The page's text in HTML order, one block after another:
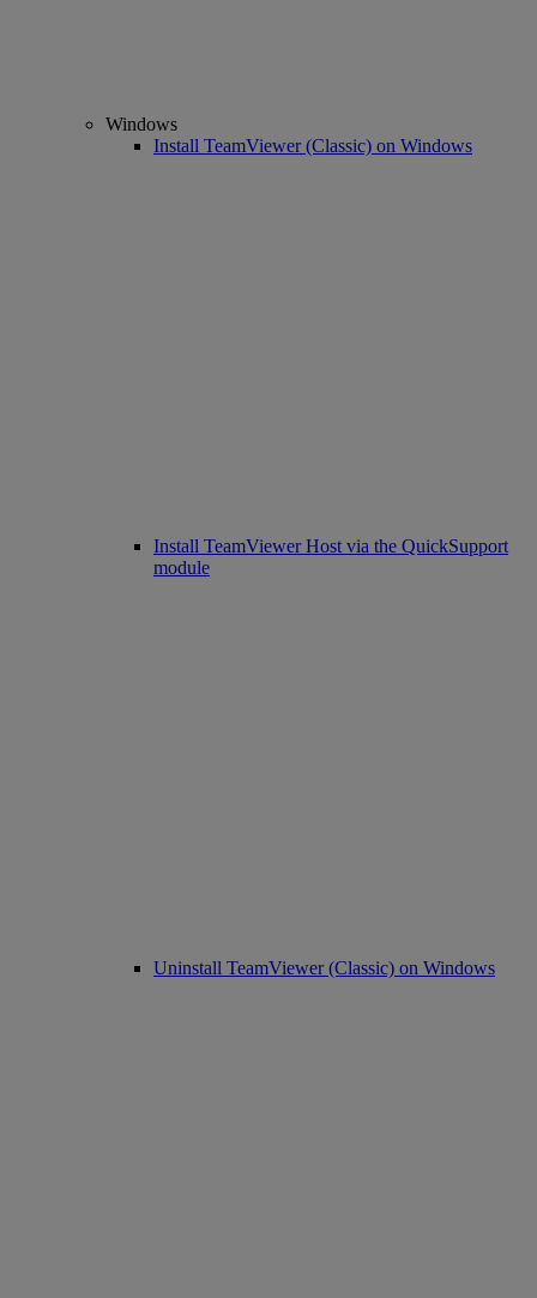
Windows
Install TeamViewer (Classic) on Windows
Install TeamViewer Host via the QuickSupport
module
Uninstall TeamViewer (Classic) on Windows